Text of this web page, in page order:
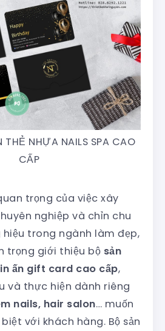
THẺ NHỰA NAILS SPA CAO
CẤP
trọng của việc xây
nghiệp và chỉn chu
trong ngành làm đẹp,
trọng giới thiệu bộ sản
ấn gift card cao cấp,
và thực hiện dành riêng
nails, hair salon… muốn
với khách hàng. Bộ sản